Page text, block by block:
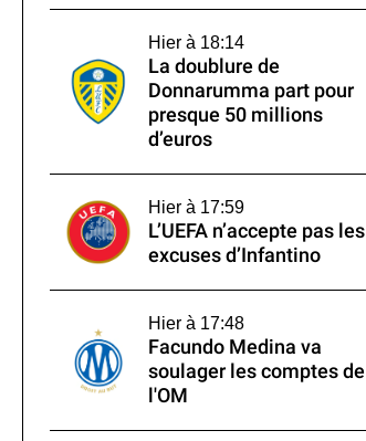
Hier à 18:14
La doublure de
Donnarumma part pour
presque 50 millions
d’euros
Hier à 17:59
L’UEFA n’accepte pas les
excuses d’Infantino
Hier à 17:48
Facundo Medina va
soulager les comptes de
l'OM